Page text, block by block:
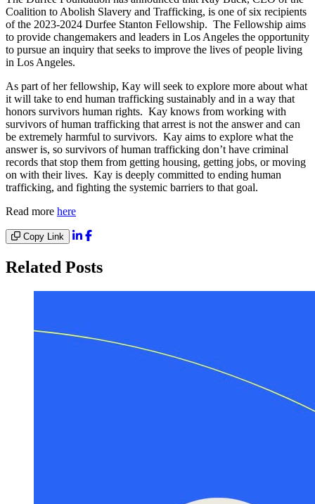
Coalition to Abolish Slavery and Trafficking, is one of six recipients
of the 2023-2024 Durfee Stanton Fellowship. The Fellowship aims
to provide changemakers and leaders in Los Angeles the opportunity
to pursue an inquiry that seeks to improve the lives of people living
in Los Angeles.
As part of her fellowship, Kay will seek to explore more about what
it will take to end human trafficking sustainably and in a way that
honors survivors human rights. Kay knows from working with
survivors of human trafficking that arrest is not the answer and can
be extremely harmful to survivors. Kay aims to explore what the
answer is, so survivors of human trafficking don’t have criminal
records that stop them from getting housing, getting jobs, or moving
on with their lives. Kay is deeply committed to ending human
trafficking, and fighting the systemic barriers to that goal.
Read more here
Copy Link
Related Posts